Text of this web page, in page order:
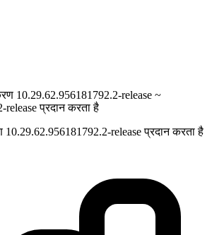
10.29.62.956181792.2-release ~
प्रदान करता है
release प्रदान करता है